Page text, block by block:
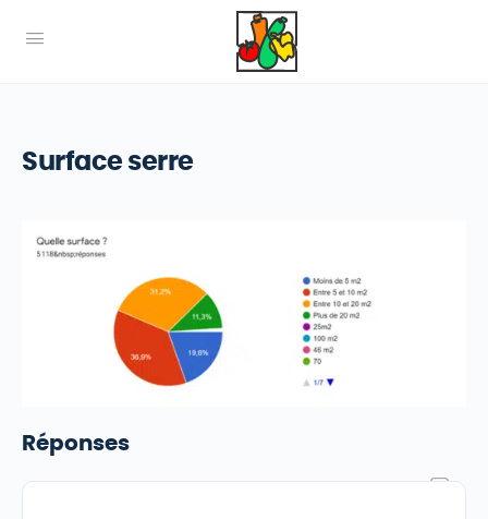
Surface serre
Réponses